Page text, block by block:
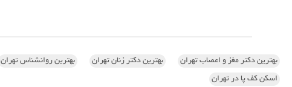
بهترین دکتر مغز و اعصاب تهران بهترین دکتر زنان تهران بهترین روانشناس تهران
اسکن کف پا در تهران